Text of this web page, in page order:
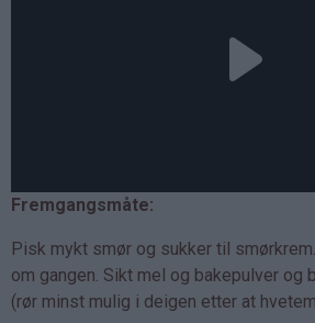
Fremgangsmåte:
Pisk mykt smør og sukker til
om gangen. Sikt mel og bakepulver og
(rør minst mulig i deigen etter at